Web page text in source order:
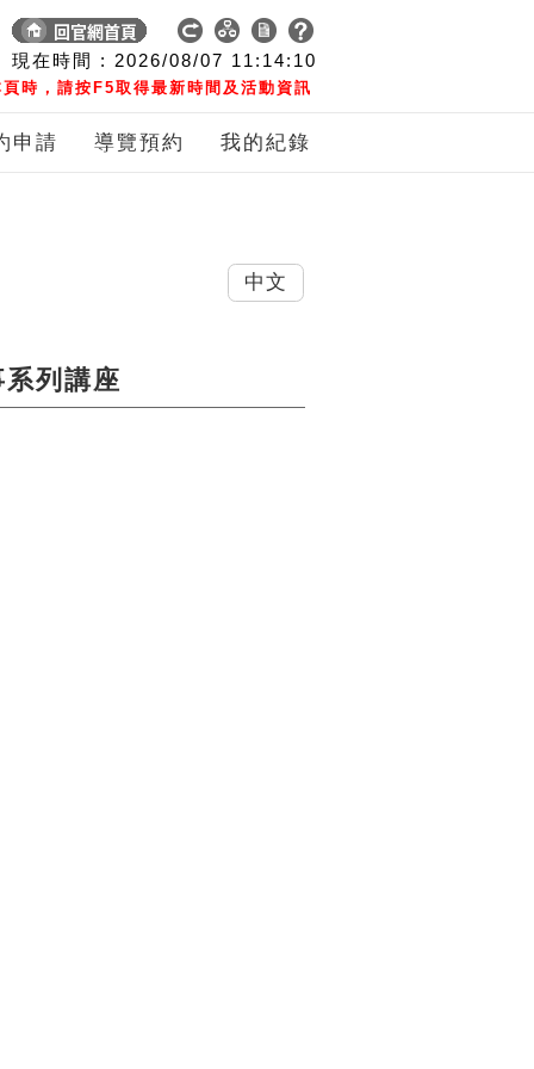
現在時間 : 2026/08/07 11:14:11
時，請按F5取得最新時間及活動資訊
申請 導覽預約 我的紀錄
列講座